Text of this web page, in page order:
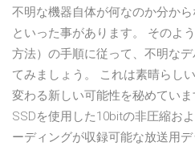
不明な機器自体が何なのか分か
といった事があります。 そのよ
方法）の手順に従って、不明な
てみましょう。 これは素晴らし
変わる新しい可能性を秘めてい
SSDを使用した10bitの非圧縮お
ーディングが収録可能な放送用